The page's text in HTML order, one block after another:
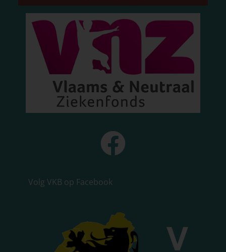
Volg VKB op Facebook